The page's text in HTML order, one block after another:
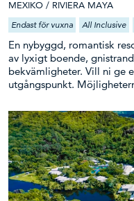
MEXIKO / RIVIERA MAYA
Endast för vuxna All Inclusive
En nybyggd, romantisk
av lyxigt boende,
bekvämligheter. Vill ni ge
utgångspunkt.